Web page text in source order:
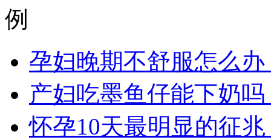
例
孕妇晚期不舒服怎么
产妇吃墨鱼仔能下奶
怀孕10天最明显的征